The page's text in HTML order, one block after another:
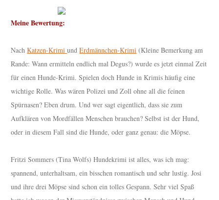
Meine Bewertung:
NachKatzen-KrimiundErdmännchen-Krimi (Kleine Bemerkung am
Rande: Wann ermitteln endlich mal Degus?) wurde es jetzt einmal Zeit
für einen Hunde-Krimi. Spielen doch Hunde in Krimis häufig eine
wichtige Rolle. Was wären Polizei und Zoll ohne all die feinen
Spürnasen? Eben drum. Und wer sagt eigentlich, dass sie zum
Aufklären von Mordfällen Menschen brauchen? Selbst ist der Hund,
oder in diesem Fall sind die Hunde, oder ganz genau: die Möpse.
Fritzi Sommers (Tina Wolfs) Hundekrimi ist alles, was ich mag:
spannend, unterhaltsam, ein bisschen romantisch und sehr lustig. Josi
und ihre drei Möpse sind schon ein tolles Gespann. Sehr viel Spaß